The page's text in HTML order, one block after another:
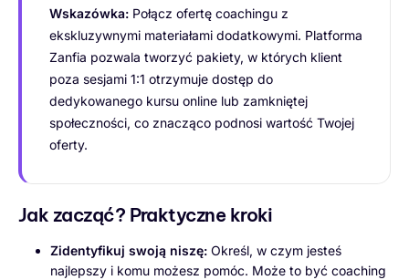
Wskazówka: Połącz ofertę coachingu z
ekskluzywnymi materiałami dodatkowymi. Platforma
Zanfia pozwala tworzyć pakiety, w których klient
poza sesjami 1:1 otrzymuje dostęp do
dedykowanego kursu online lub zamkniętej
społeczności, co znacząco podnosi wartość Twojej
oferty.
Jak zacząć? Praktyczne kroki
Zidentyfikuj swoją niszę: Określ, w czym jesteś
najlepszy i komu możesz pomóc. Może to być coaching